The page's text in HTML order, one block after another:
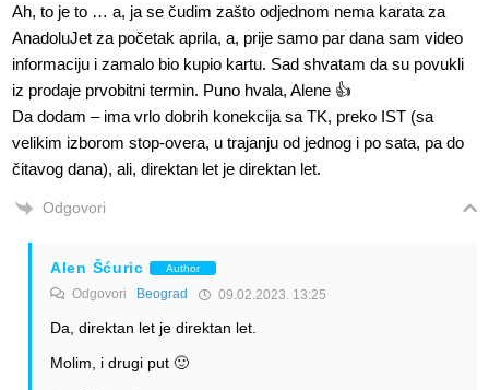
Ah, to je to … a, ja se čudim zašto odjednom nema karata za
AnadoluJet za početak aprila, a, prije samo par dana sam video
informaciju i zamalo bio kupio kartu. Sad shvatam da su povukli
iz prodaje prvobitni termin. Puno hvala, Alene 👍
Da dodam – ima vrlo dobrih konekcija sa TK, preko IST (sa
velikim izborom stop-overa, u trajanju od jednog i po sata, pa do
čitavog dana), ali, direktan let je direktan let.
Odgovori
Alen Šćuric Author
Odgovori Beograd 09.02.2023. 13:25
Da, direktan let je direktan let.
Molim, i drugi put 🙂